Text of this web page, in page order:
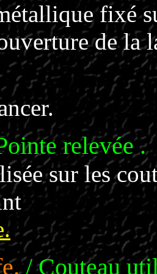
fixé
de la
relevée .
sur les
/ Couteau